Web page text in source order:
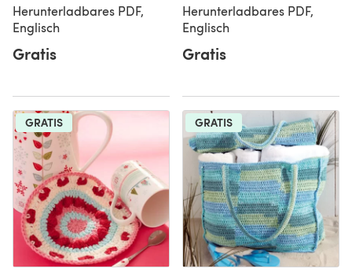
Herunterladbares PDF,
Englisch
Gratis
Herunterladbares PDF,
Englisch
Gratis
GRATIS GRATIS